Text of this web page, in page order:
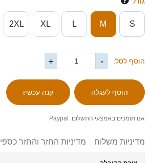
S
M
L
XL
2XL
הוסף לסל: -
+
אנו תומכים באמצעי התשלום: Paypal
מדיניות משלוח מדיניות החזר והחזר כספי